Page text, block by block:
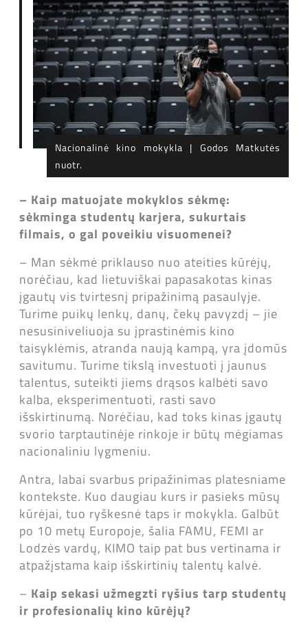
Nacionalinė kino mokykla | Godos Matkutės
nuotr.
– Kaip matuojate mokyklos sėkmę:
sėkminga studentų karjera, sukurtais
filmais, o gal poveikiu visuomenei?
– Man sėkmė priklauso nuo ateities kūrėjų,
norėčiau, kad lietuviškai papasakotas kinas
įgautų vis tvirtesnį pripažinimą pasaulyje.
Turime puikų lenkų, danų, čekų pavyzdį – jie
nesusiniveliuoja su įprastinėmis kino
taisyklėmis, atranda naują kampą, yra įdomūs
savitumu. Turime tikslą investuoti į jaunus
talentus, suteikti jiems drąsos kalbėti savo
kalba, eksperimentuoti, rasti savo
išskirtinumą. Norėčiau, kad toks kinas įgautų
svorio tarptautinėje rinkoje ir būtų mėgiamas
nacionaliniu lygmeniu.
Antra, labai svarbus pripažinimas platesniame
kontekste. Kuo daugiau kurs ir pasieks mūsų
kūrėjai, tuo ryškesnė taps ir mokykla. Galbūt
po 10 metų Europoje, šalia FAMU, FEMI ar
Lodzės vardų, KIMO taip pat bus vertinama ir
atpažįstama kaip išskirtinių talentų kalvė.
– Kaip sekasi užmegzti ryšius tarp studentų
ir profesionalių kino kūrėjų?